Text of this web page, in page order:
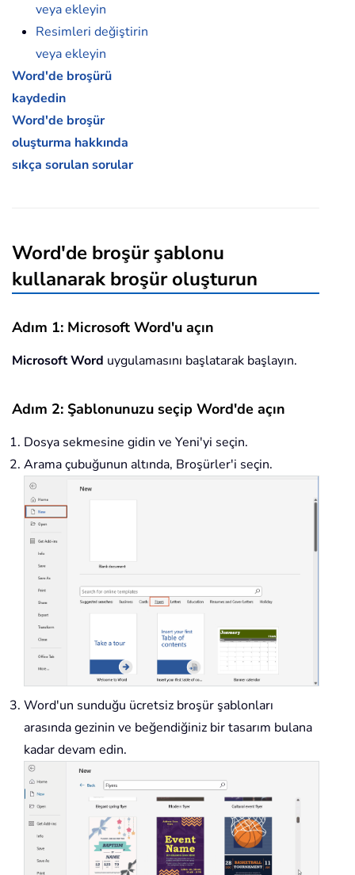
veya ekleyin
Resimleri değiştirin
veya ekleyin
Word'de broşürü
kaydedin
Word'de broşür
oluşturma hakkında
sıkça sorulan sorular
Word'de broşür şablonu
kullanarak broşür oluşturun
Adım 1: Microsoft Word'u açın
Microsoft Word uygulamasını başlatarak başlayın.
Adım 2: Şablonunuzu seçip Word'de açın
Dosya sekmesine gidin ve Yeni'yi seçin.
Arama çubuğunun altında, Broşürler'i seçin.
Word'un sunduğu ücretsiz broşür şablonları
arasında gezinin ve beğendiğiniz bir tasarım bulana
kadar devam edin.